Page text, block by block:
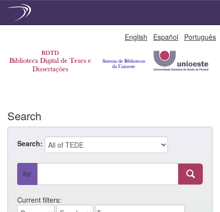
English Español Português
Search
Search:
for
Current filters: